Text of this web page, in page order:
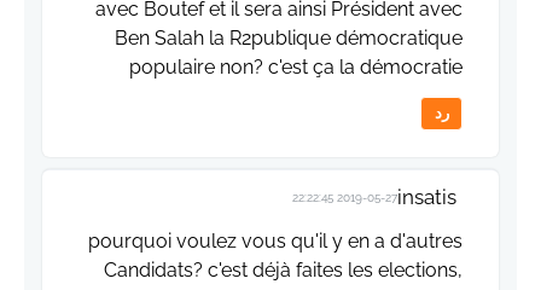
avec Boutef et il sera ainsi Président avec
Ben Salah la R2publique démocratique
populaire non? c'est ça la démocratie
رد
insatis
2019-05-27 22:22:45
pourquoi voulez vous qu'il y en a d'autres
Candidats? c'est déjà faites les elections,